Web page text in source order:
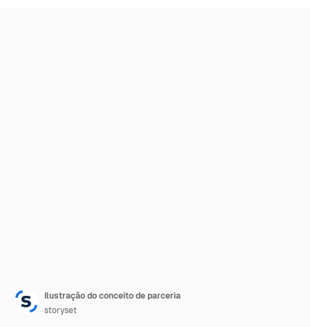
Ilustração do conceito de parceria
storyset